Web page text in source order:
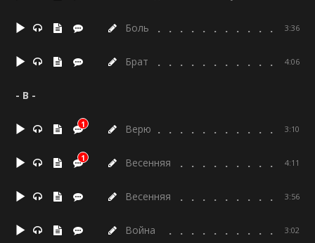
Боль 3:36
Брат 4:06
- В -
1 Верю 3:10
1 Весенняя 4:11
Весенняя 3:56
Война 3:02